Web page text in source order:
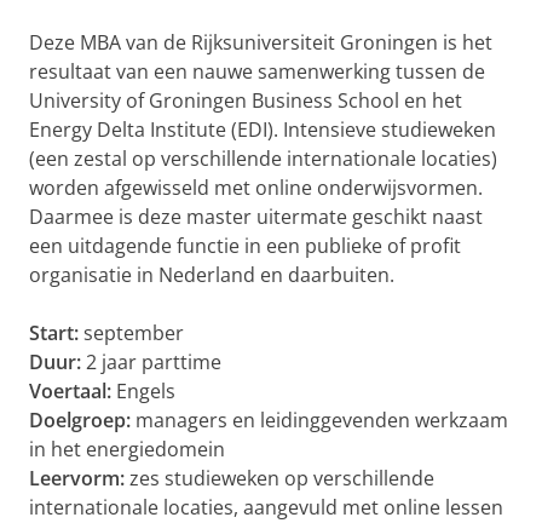
Deze MBA van de Rijksuniversiteit Groningen is het
resultaat van een nauwe samenwerking tussen de
University of Groningen Business School en het
Energy Delta Institute (EDI). Intensieve studieweken
(een zestal op verschillende internationale locaties)
worden afgewisseld met online onderwijsvormen.
Daarmee is deze master uitermate geschikt naast
een uitdagende functie in een publieke of profit
organisatie in Nederland en daarbuiten.
Start:september
Duur:2 jaar parttime
Voertaal: Engels
Doelgroep: managers en leidinggevenden werkzaam
in het energiedomein
Leervorm:zes studieweken op verschillende
internationale locaties, aangevuld met online lessen